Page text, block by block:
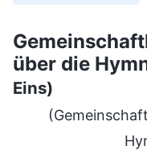
über die
Eins)